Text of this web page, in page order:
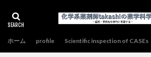
ホーム profile Scientific inspection of CASEs